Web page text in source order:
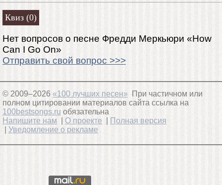
Квиз (0)
Нет вопросов о песне Фредди Меркьюри «How
Can I Go On»
Отправить свой вопрос >>>
© 2009–2026 «100 лучших песен» При частичном или
полном цитировании материалов сайта ссылка на
100bestsongs.ru обязательна
Напишите нам
О проекте
Полная версия
Уведомление о рекламе